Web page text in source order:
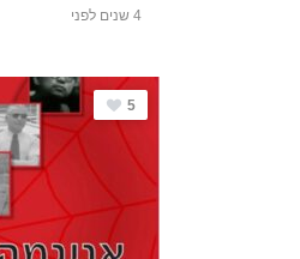
4 שנים לפני
5